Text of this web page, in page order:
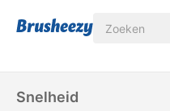
Snelheid